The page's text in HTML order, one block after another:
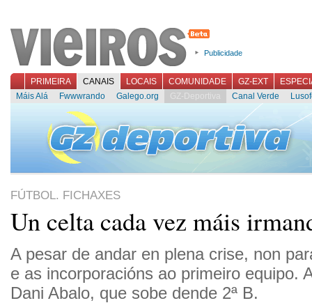
Publicidade
PRIMEIRA CANAIS LOCAIS COMUNIDADE GZ-EXT
Máis Alá
Fwwwrando Galego.org GZ-Deportiva Canal Verde
FÚTBOL. FICHAXES
Un celta cada vez máis
A pesar de andar en plena crise, non
e as incorporacións ao primeiro equipo.
Dani Abalo, que sobe dende 2ª B.